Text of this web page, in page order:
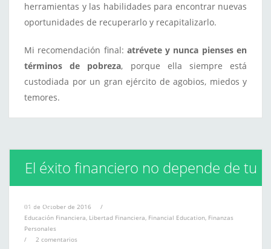
herramientas y las habilidades para encontrar nuevas
oportunidades de recuperarlo y recapitalizarlo.
Mi recomendación final: atrévete y nunca pienses en
términos de pobreza, porque ella siempre está
custodiada por un gran ejército de agobios, miedos y
temores.
El éxito financiero no depende de tu
salario
01 de October de 2016
/
Educación Financiera, Libertad Financiera, Financial Education, Finanzas
Personales
/
2 comentarios